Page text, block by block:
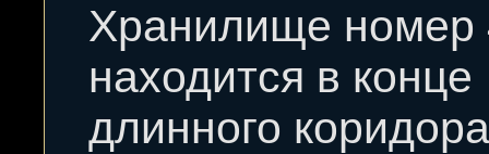
Хранилище номер
находится в конце
длинного